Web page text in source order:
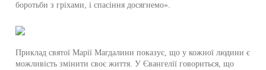
боротьби з гріхами, і спасіння досягнемо».
Приклад святої Марії Магдалини показує, що у кожної людини є
можливість змінити своє життя. У Євангелії говориться, що